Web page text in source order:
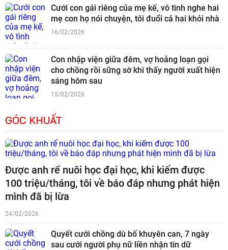
Cưới con gái riêng của mẹ kế, vô tình nghe hai
mẹ con họ nói chuyện, tôi đuổi cả hai khỏi nhà
16/02/2026
Con nhập viện giữa đêm, vợ hoảng loạn gọi
cho chồng rồi sững sờ khi thấy người xuất hiện
sáng hôm sau
15/02/2026
GÓC KHUẤT
Được anh rể nuôi học đại học, khi kiếm được
100 triệu/tháng, tôi về báo đáp nhưng phát hiện
mình đã bị lừa
24/02/2026
Quyết cưới chồng dù bố khuyên can, 7 ngày
sau cưới người phụ nữ liền nhận tin dữ